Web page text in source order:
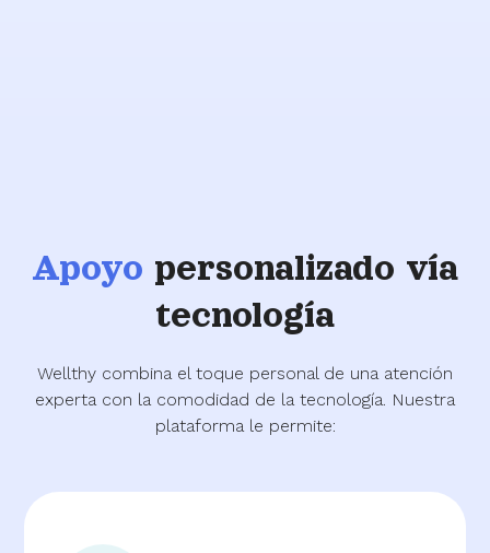
Apoyo personalizado vía
tecnología
Wellthy combina el toque personal de una atención
experta con la comodidad de la tecnología. Nuestra
plataforma le permite: